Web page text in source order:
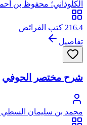
الكلوذاني؛ محفوظ بن
216.4 كتب الفرائض
تفاصيل
شرح مختصر الحوفي
محمد بن سليمان السطي